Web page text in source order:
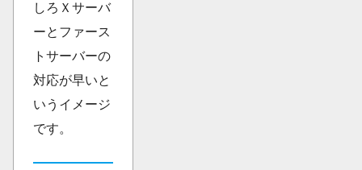
しろＸサーバ
ーとファース
トサーバーの
対応が早いと
いうイメージ
です。